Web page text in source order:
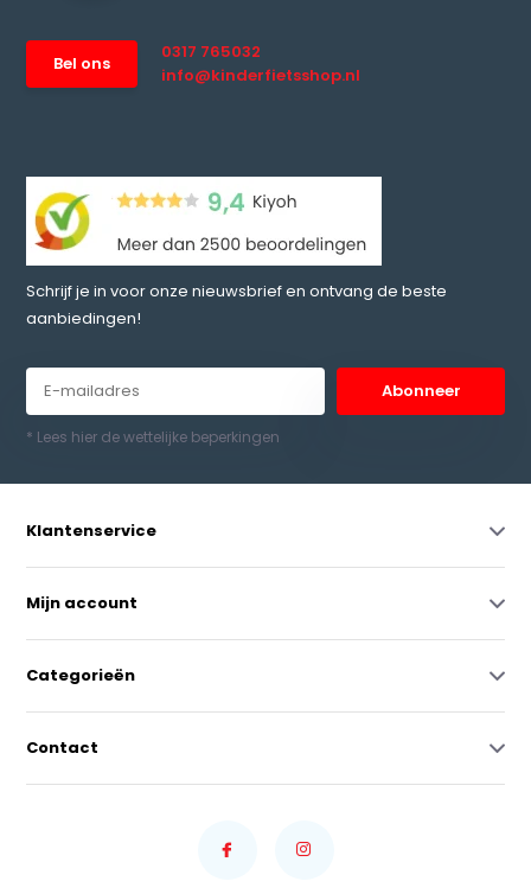
Bel ons
0317 765032
info@kinderfietsshop.nl
Schrijf je in voor onze nieuwsbrief en ontvang de beste
aanbiedingen!
Abonneer
* Lees hier de wettelijke beperkingen
Klantenservice
Mijn account
Categorieën
Contact